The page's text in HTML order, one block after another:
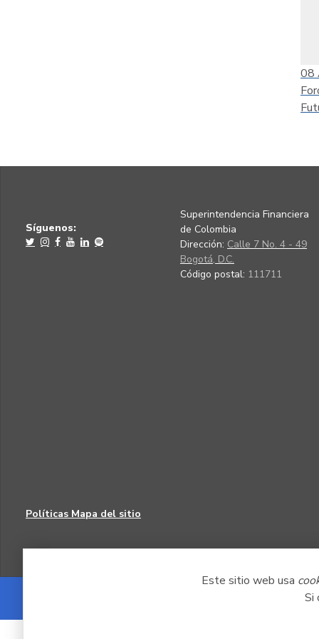
Este sitio web usa
Si
08
Síguenos:
Superintendencia Financiera
de Colombia
Dirección: Calle 7 No. 4 - 49
Bogotá, D.C.
Código postal: 111711
Políticas Mapa del sitio